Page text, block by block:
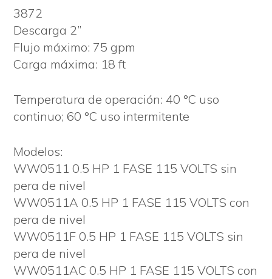
3872
Descarga 2”
Flujo máximo: 75 gpm
Carga máxima: 18 ft
Temperatura de operación: 40 °C uso
continuo; 60 °C uso intermitente
Modelos:
WW0511 0.5 HP 1 FASE 115 VOLTS sin
pera de nivel
WW0511A 0.5 HP 1 FASE 115 VOLTS con
pera de nivel
WW0511F 0.5 HP 1 FASE 115 VOLTS sin
pera de nivel
WW0511AC 0.5 HP 1 FASE 115 VOLTS con